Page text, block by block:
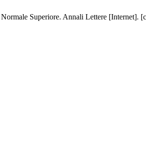
Superiore. Annali Lettere [Internet].